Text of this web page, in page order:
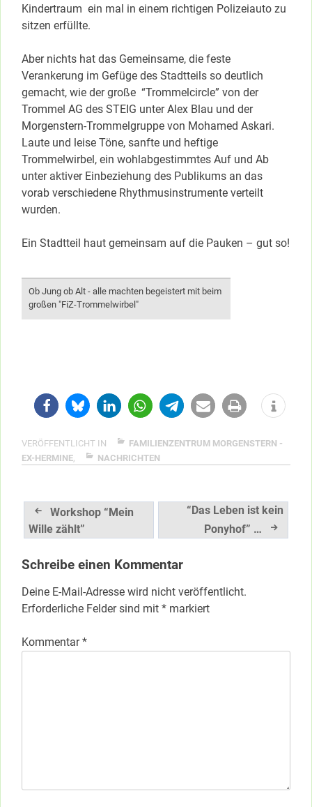
Kindertraum ein mal in einem richtigen Polizeiauto zu
sitzen erfüllte.
Aber nichts hat das Gemeinsame, die feste
Verankerung im Gefüge des Stadtteils so deutlich
gemacht, wie der große “Trommelcircle” von der
Trommel AG des STEIG unter Alex Blau und der
Morgenstern-Trommelgruppe von Mohamed Askari.
Laute und leise Töne, sanfte und heftige
Trommelwirbel, ein wohlabgestimmtes Auf und Ab
unter aktiver Einbeziehung des Publikums an das
vorab verschiedene Rhythmusinstrumente verteilt
wurden.
Ein Stadtteil haut gemeinsam auf die Pauken – gut so!
Ob Jung ob Alt - alle machten begeistert mit beim
großen "FiZ-Trommelwirbel"
VERÖFFENTLICHT IN
FAMILIENZENTRUM MORGENSTERN -
EX-HERMINE, NACHRICHTEN
Beitragsnavigation
Workshop “Mein
Wille zählt”
“Das Leben ist kein
Ponyhof” …
Schreibe einen Kommentar
Deine E-Mail-Adresse wird nicht veröffentlicht.
Erforderliche Felder sind mit * markiert
Kommentar*